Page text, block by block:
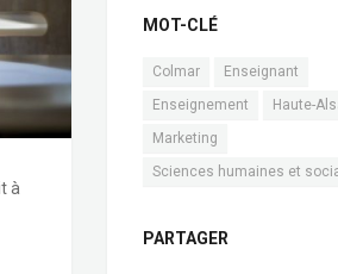
à
MOT-CLÉ
Colmar
Enseignant
Enseignement
Haute-
Marketing
Sciences humaines et
PARTAGER